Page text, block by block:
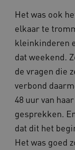
Het was ook
elkaar te
kleinkinderen
dat weekend.
de vragen die
verbond
48 uur van
gesprekken.
dat dit het
Het was goed